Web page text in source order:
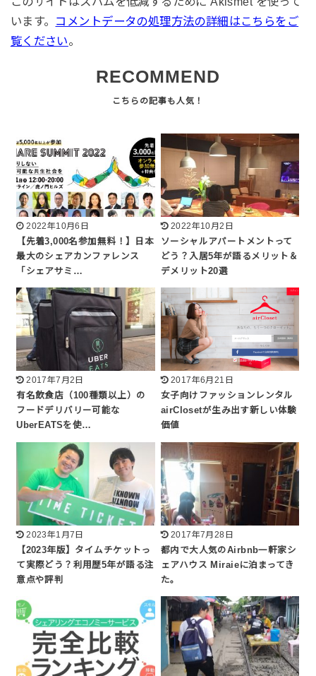
います。 コメントデータの処理方法の詳細はこちらをご
覧ください。
RECOMMEND
2022年10月6日
【先着3,000名参加無料！】日本
最大のシェアカンファレンス
「シェアサミ…
2022年10月2日
ソーシャルアパートメントって
どう？入居5年が語るメリット＆
デメリット20選
2017年7月2日
有名飲食店（100種類以上）の
フードデリバリー可能な
UberEATSを使…
2017年6月21日
女子向けファッションレンタル
airClosetが生み出す新しい体験
価値
2023年1月7日
【2023年版】タイムチケットっ
て実際どう？利用歴5年が語る注
意点や評判
2017年7月28日
都内で大人気のAirbnb一軒家シ
ェアハウス Miraieに泊まってき
た。